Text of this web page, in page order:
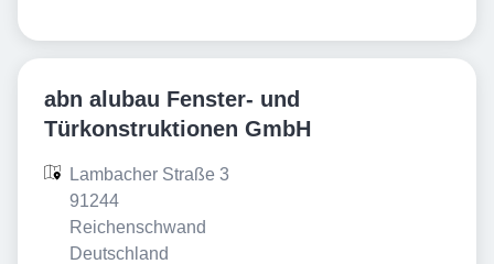
abn alubau Fenster- und
Türkonstruktionen GmbH
Lambacher Straße 3
91244
Reichenschwand
Deutschland